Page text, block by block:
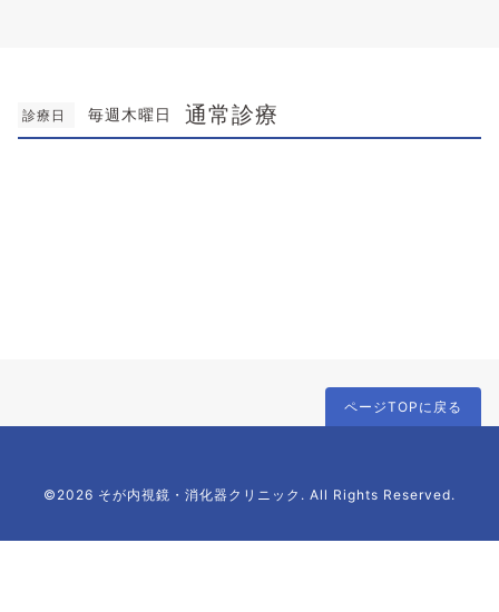
診療日 毎週木曜日 通常診療
ページTOPに戻る
©2026 そが内視鏡・消化器クリニック. All Rights Reserved.